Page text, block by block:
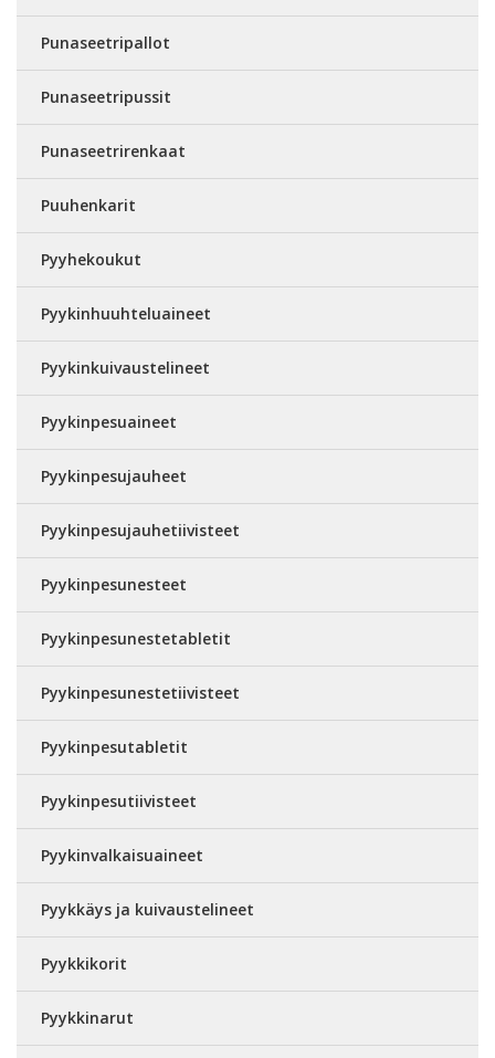
Punaseetripallot
Punaseetripussit
Punaseetrirenkaat
Puuhenkarit
Pyyhekoukut
Pyykinhuuhteluaineet
Pyykinkuivaustelineet
Pyykinpesuaineet
Pyykinpesujauheet
Pyykinpesujauhetiivisteet
Pyykinpesunesteet
Pyykinpesunestetabletit
Pyykinpesunestetiivisteet
Pyykinpesutabletit
Pyykinpesutiivisteet
Pyykinvalkaisuaineet
Pyykkäys ja kuivaustelineet
Pyykkikorit
Pyykkinarut